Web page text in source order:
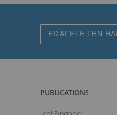
Εγγραφή
στο
Ενημερωτικό
PUBLICATIONS